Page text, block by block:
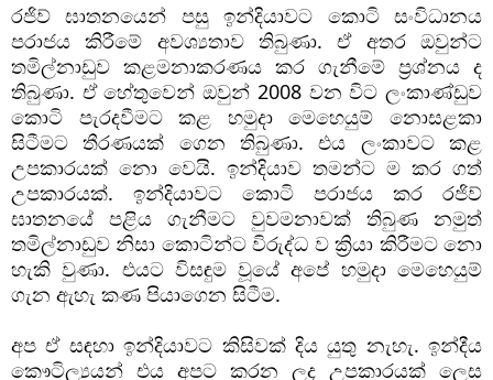
රජිව් ඝාතනයෙන් පසු ඉන්දියාවට කොටි සංවිධානය
පරාජය කිරීමේ අවශ්‍යතාව තිබුණා. ඒ අතර ඔවුන්ට
තමිල්නාඩුව කළමනාකරණය කර ගැනීමේ ප්‍රශ්නය ද
තිබුණා. ඒ හේතුවෙන් ඔවුන් 2008 වන විට ලංකාණ්ඩුව
කොටි පැරදවීමට කළ හමුදා මෙහෙයුම් නොසළකා
සිටීමට තීරණයක් ගෙන තිබුණා. එය ලංකාවට කළ
උපකාරයක් නො වෙයි. ඉන්දියාව තමන්ට ම කර ගත්
උපකාරයක්. ඉන්දියාවට කොටි පරාජය කර රජිව්
ඝාතනයේ පළිය ගැනීමට වුවමනාවක් තිබුණ නමුත්
තමිල්නාඩුව නිසා කොටින්ට විරුද්ධ ව ක්‍රියා කිරීමට නො
හැකි වුණා. එයට විසඳුම වූයේ අපේ හමුදා මෙහෙයුම්
ගැන ඇහැ කණ පියාගෙන සිටීම.
අප ඒ සඳහා ඉන්දියාවට කිසිවක් දිය යුතු නැහැ. ඉන්දීය
කෞටිල්‍යයන් එය අපට කරන ලද උපකාරයක් ලෙස